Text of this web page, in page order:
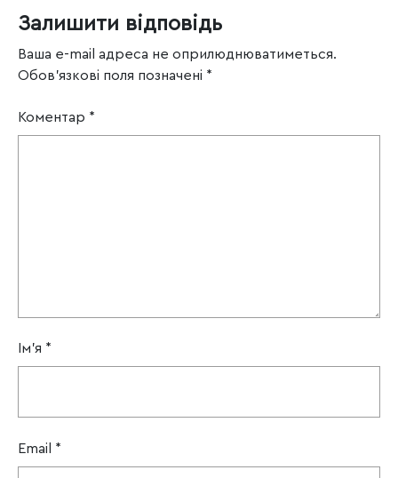
Залишити відповідь
Ваша e-mail адреса не оприлюднюватиметься.
Обов’язкові поля позначені *
Коментар *
Ім'я *
Email *